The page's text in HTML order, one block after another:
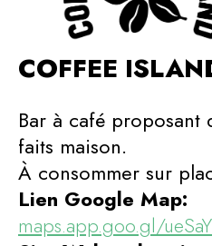
COFFEE
Bar à café proposant
faits maison.
À consommer sur
Lien Google Map:
maps.app.goo.gl/